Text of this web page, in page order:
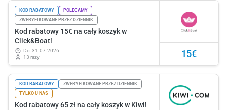
15€
KOD RABATOWY
POLECAMY
ZWERYFIKOWANE PRZEZ DZIENNIK
Kod rabatowy 15€ na cały koszyk w
Click&Boat!
do 31.07.2026
13 razy
KOD RABATOWY
ZWERYFIKOWANE PRZEZ DZIENNIK
TYLKO U NAS
Kod rabatowy 65 zł na cały koszyk w Kiwi!